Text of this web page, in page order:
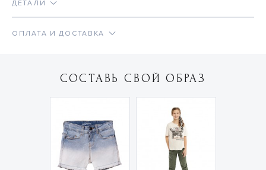
ДЕТАЛИ
ОПЛАТА И ДОСТАВКА
СОСТАВЬ СВОЙ ОБРАЗ